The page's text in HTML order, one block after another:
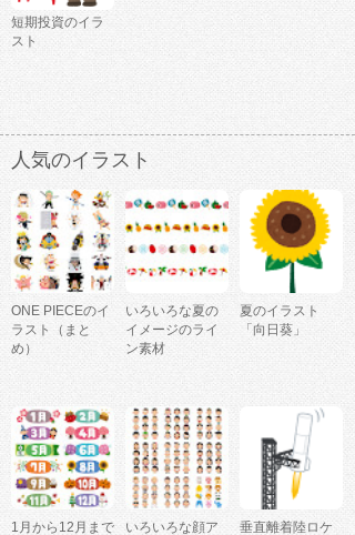
短期投資のイラ
スト
人気のイラスト
ONE PIECEのイ
ラスト（まと
め）
いろいろな夏の
イメージのライ
ン素材
夏のイラスト
「向日葵」
1月から12月まで いろいろな顔ア 垂直離着陸ロケ